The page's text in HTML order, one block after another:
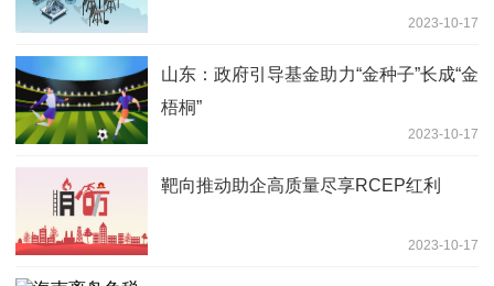
2023-10-17
山东：政府引导基金助力“金种子”长成“金
梧桐”
2023-10-17
靶向推动助企高质量尽享RCEP红利
2023-10-17